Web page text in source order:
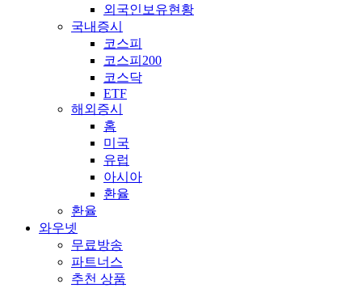
외국인보유현황
국내증시
코스피
코스피200
코스닥
ETF
해외증시
홈
미국
유럽
아시아
환율
환율
와우넷
무료방송
파트너스
추천 상품